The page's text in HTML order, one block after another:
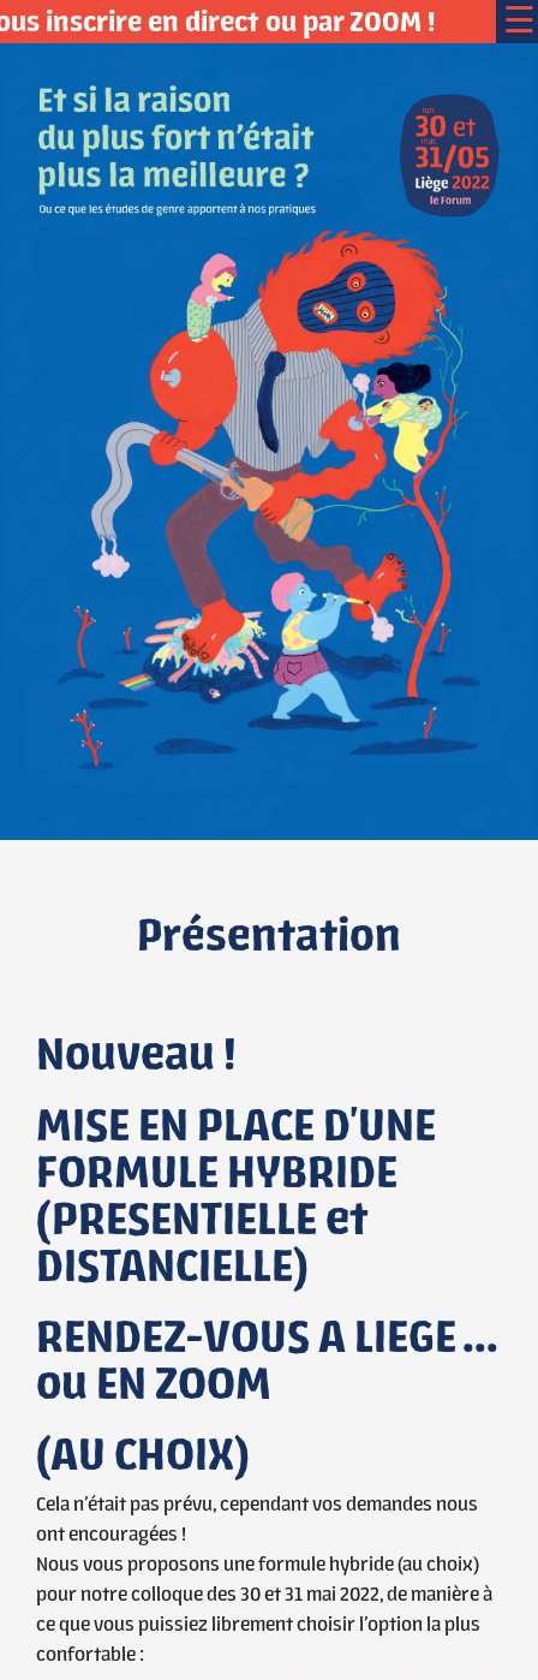
en direct ou par ZOOM ! ☰
Présentation
Nouveau !
MISE EN PLACE D'UNE
FORMULE HYBRIDE
(PRESENTIELLE et
DISTANCIELLE)
RENDEZ-VOUS A LIEGE ...
ou EN ZOOM
(AU CHOIX)
Cela n’était pas prévu, cependant vos demandes nous
ont encouragées !
Nous vous proposons une formule hybride (au choix)
pour notre colloque des 30 et 31 mai 2022, de manière à
ce que vous puissiez librement choisir l’option la plus
confortable :